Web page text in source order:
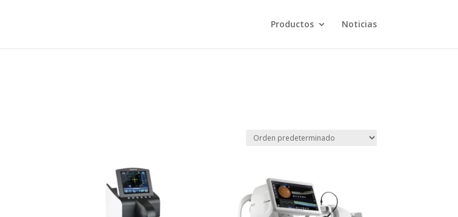
Productos Noticias